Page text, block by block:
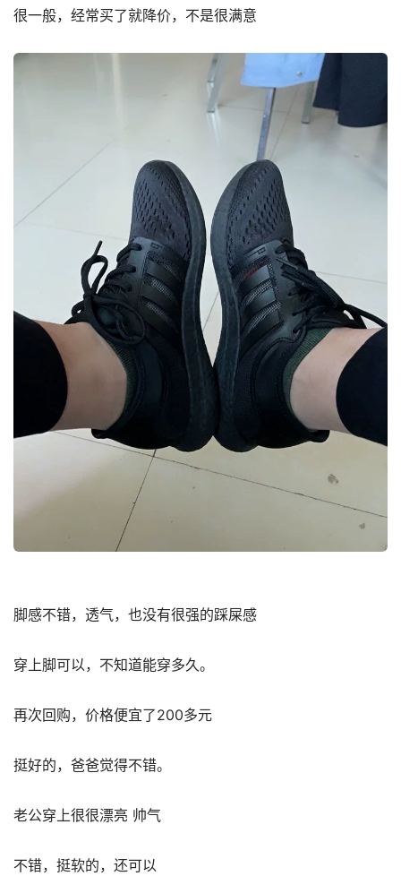
很一般，经常买了就降价，不是很满意
脚感不错，透气，也没有很强的踩屎感
穿上脚可以，不知道能穿多久。
再次回购，价格便宜了200多元
挺好的，爸爸觉得不错。
老公穿上很很漂亮 帅气
不错，挺软的，还可以